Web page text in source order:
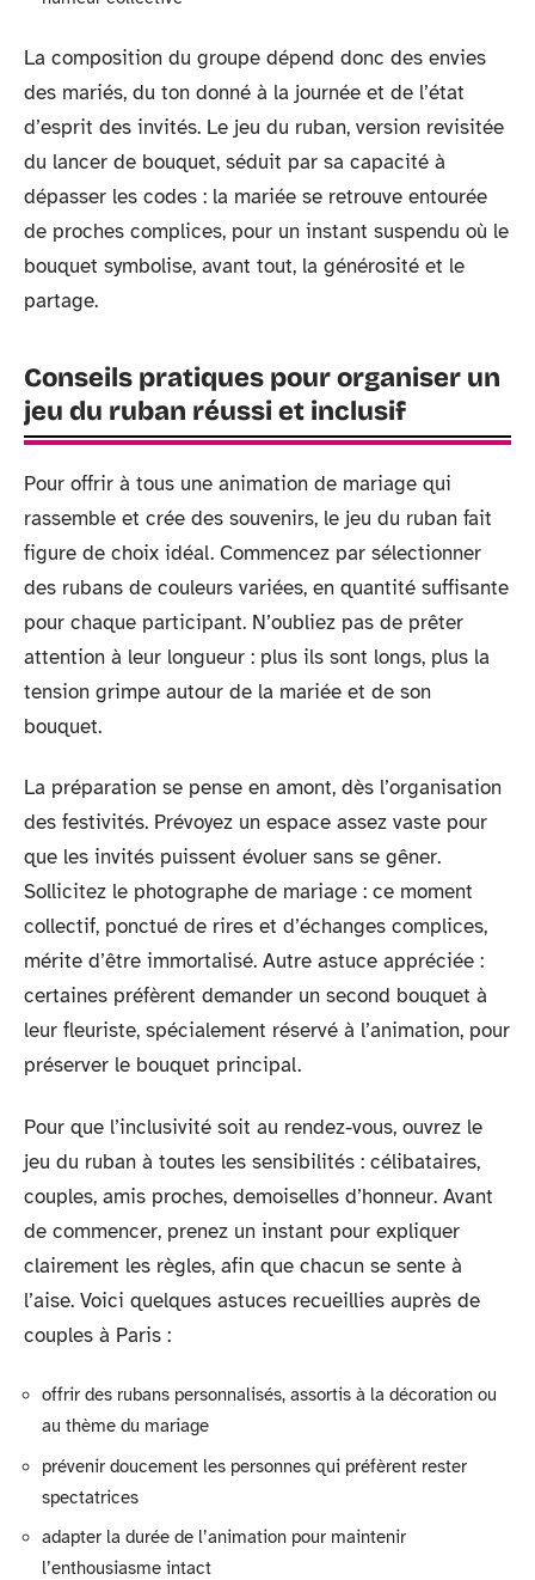
La composition du groupe dépend donc des envies
des mariés, du ton donné à la journée et de l’état
d’esprit des invités. Le jeu du ruban, version revisitée
du lancer de bouquet, séduit par sa capacité à
dépasser les codes : la mariée se retrouve entourée
de proches complices, pour un instant suspendu où le
bouquet symbolise, avant tout, la générosité et le
partage.
Conseils pratiques pour organiser un
jeu du ruban réussi et inclusif
Pour offrir à tous une animation de mariage qui
rassemble et crée des souvenirs, le jeu du ruban fait
figure de choix idéal. Commencez par sélectionner
des rubans de couleurs variées, en quantité suffisante
pour chaque participant. N’oubliez pas de prêter
attention à leur longueur : plus ils sont longs, plus la
tension grimpe autour de la mariée et de son
bouquet.
La préparation se pense en amont, dès l’organisation
des festivités. Prévoyez un espace assez vaste pour
que les invités puissent évoluer sans se gêner.
Sollicitez le photographe de mariage : ce moment
collectif, ponctué de rires et d’échanges complices,
mérite d’être immortalisé. Autre astuce appréciée :
certaines préfèrent demander un second bouquet à
leur fleuriste, spécialement réservé à l’animation, pour
préserver le bouquet principal.
Pour que l’inclusivité soit au rendez-vous, ouvrez le
jeu du ruban à toutes les sensibilités : célibataires,
couples, amis proches, demoiselles d’honneur. Avant
de commencer, prenez un instant pour expliquer
clairement les règles, afin que chacun se sente à
l’aise. Voici quelques astuces recueillies auprès de
couples à Paris :
offrir des rubans personnalisés, assortis à la décoration ou
au thème du mariage
prévenir doucement les personnes qui préfèrent rester
spectatrices
adapter la durée de l’animation pour maintenir
l’enthousiasme intact